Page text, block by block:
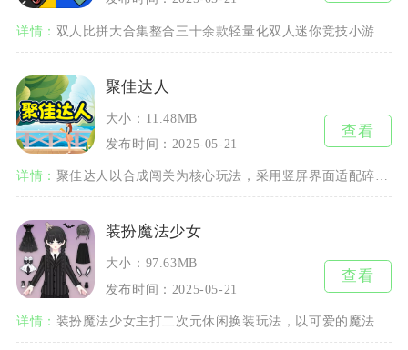
详情： 双人比拼大合集整合三十余款轻量化双人迷你竞技小游戏，支持单设备同屏对战、线上好友匹配两种游
聚佳达人
大小：11.48MB
发布时间：2025-05-21
查看
详情： 聚佳达人以合成闯关为核心玩法，采用竖屏界面适配碎片化游玩场景，棋盘式布局简化了操作逻辑。玩
装扮魔法少女
大小：97.63MB
发布时间：2025-05-21
查看
详情： 装扮魔法少女主打二次元休闲换装玩法，以可爱的魔法少女形象为核心载体，整合穿搭、美妆、房间布